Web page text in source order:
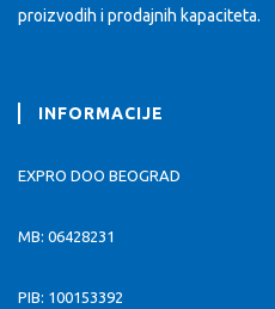
proizvodih i prodajnih kapaciteta.
INFORMACIJE
EXPRO DOO BEOGRAD
MB: 06428231
PIB: 100153392